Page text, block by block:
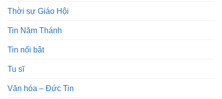
Thời sự Giáo Hội
Tin Năm Thánh
Tin nổi bật
Tu sĩ
Văn hóa – Đức Tin